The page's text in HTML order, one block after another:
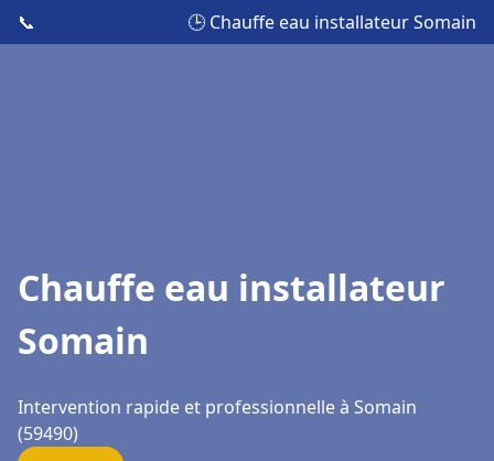
📞 🕒 Chauffe eau installateur Somain
Chauffe eau installateur
Somain
Intervention rapide et professionnelle à Somain
(59490)